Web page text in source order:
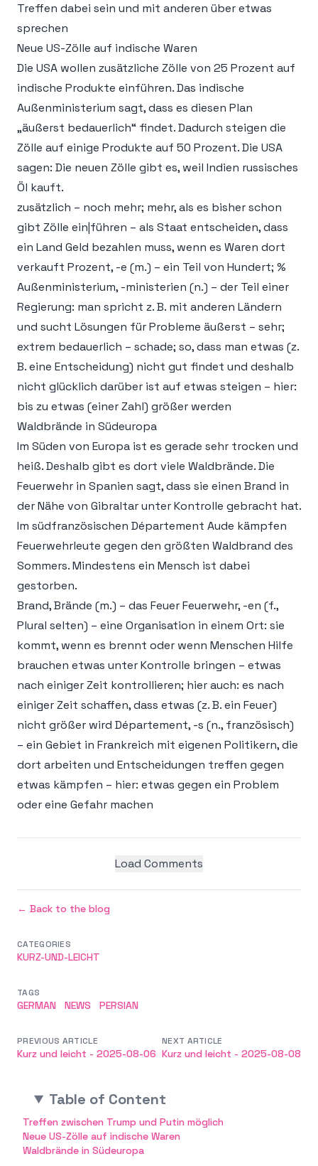
Treffen dabei sein und mit anderen über etwas
sprechen
Neue US-Zölle auf indische Waren
Die USA wollen zusätzliche Zölle von 25 Prozent auf
indische Produkte einführen. Das indische
Außenministerium sagt, dass es diesen Plan
„äußerst bedauerlich“ findet. Dadurch steigen die
Zölle auf einige Produkte auf 50 Prozent. Die USA
sagen: Die neuen Zölle gibt es, weil Indien russisches
Öl kauft.
zusätzlich – noch mehr; mehr, als es bisher schon
gibt Zölle ein|führen – als Staat entscheiden, dass
ein Land Geld bezahlen muss, wenn es Waren dort
verkauft Prozent, -e (m.) – ein Teil von Hundert; %
Außenministerium, -ministerien (n.) – der Teil einer
Regierung: man spricht z. B. mit anderen Ländern
und sucht Lösungen für Probleme äußerst – sehr;
extrem bedauerlich – schade; so, dass man etwas (z.
B. eine Entscheidung) nicht gut findet und deshalb
nicht glücklich darüber ist auf etwas steigen – hier:
bis zu etwas (einer Zahl) größer werden
Waldbrände in Südeuropa
Im Süden von Europa ist es gerade sehr trocken und
heiß. Deshalb gibt es dort viele Waldbrände. Die
Feuerwehr in Spanien sagt, dass sie einen Brand in
der Nähe von Gibraltar unter Kontrolle gebracht hat.
Im südfranzösischen Département Aude kämpfen
Feuerwehrleute gegen den größten Waldbrand des
Sommers. Mindestens ein Mensch ist dabei
gestorben.
Brand, Brände (m.) – das Feuer Feuerwehr, -en (f.,
Plural selten) – eine Organisation in einem Ort: sie
kommt, wenn es brennt oder wenn Menschen Hilfe
brauchen etwas unter Kontrolle bringen – etwas
nach einiger Zeit kontrollieren; hier auch: es nach
einiger Zeit schaffen, dass etwas (z. B. ein Feuer)
nicht größer wird Département, -s (n., französisch)
– ein Gebiet in Frankreich mit eigenen Politikern, die
dort arbeiten und Entscheidungen treffen gegen
etwas kämpfen – hier: etwas gegen ein Problem
oder eine Gefahr machen
Load Comments
← Back to the blog
CATEGORIES
KURZ-UND-LEICHT
TAGS
GERMAN NEWS PERSIAN
PREVIOUS ARTICLE
Kurz und leicht - 2025-08-06
NEXT ARTICLE
Kurz und leicht - 2025-08-08
Table of Content
Treffen zwischen Trump und Putin möglich
Neue US-Zölle auf indische Waren
Waldbrände in Südeuropa